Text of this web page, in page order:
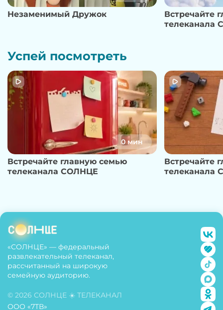
Незаменимый Дружок
Встречайте
телеканала
Успей посмотреть
0 мин
Встречайте главную семью
телеканала СОЛНЦЕ
Встречайте
телеканала
«СОЛНЦЕ» — федеральный
развлекательный телеканал,
рассчитанный на широкую
семейную аудиторию.
© 2026 СОЛНЦЕ ☀️ ТЕЛЕКАНАЛ
ООО «7ТВ»